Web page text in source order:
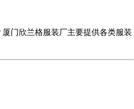
门欣兰格服装厂主要提供各类服装